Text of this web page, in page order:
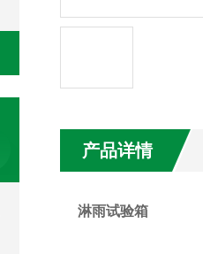
产品详情
淋雨试验箱